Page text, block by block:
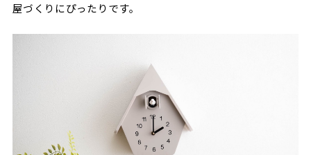
屋づくりにぴったりです。